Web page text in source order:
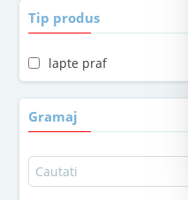
Tip produs
lapte praf
Gramaj